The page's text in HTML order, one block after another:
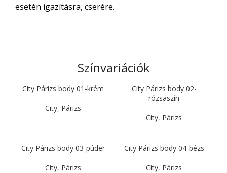
esetén igazításra, cserére.
Színvariációk
City Párizs body 01-krém
City, Párizs
City Párizs body 02-
rózsaszín
City, Párizs
City Párizs body 03-púder
City, Párizs
City Párizs body 04-bézs
City, Párizs